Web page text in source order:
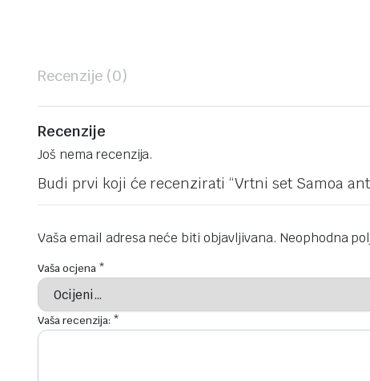
Recenzije (0)
Recenzije
Još nema recenzija.
Budi prvi koji će recenzirati “Vrtni set Samoa
Vaša email adresa neće biti objavljivana. Neophodna
Vaša ocjena *
Vaša recenzija: *